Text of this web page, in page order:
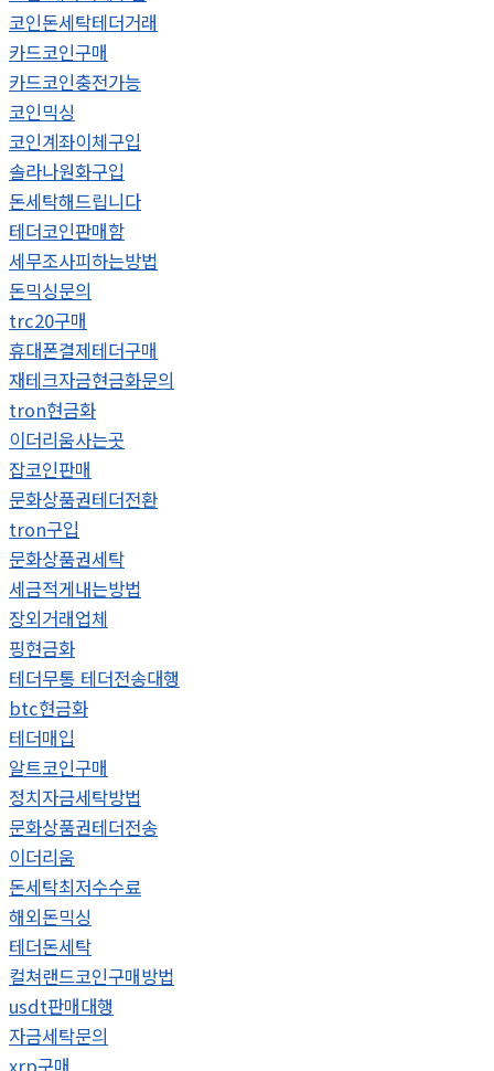
코인돈세탁테더거래
카드코인구매
카드코인충전가능
코인믹싱
코인계좌이체구입
솔라나원화구입
돈세탁해드립니다
테더코인판매함
세무조사피하는방법
돈믹싱문의
trc20구매
휴대폰결제테더구매
재테크자금현금화문의
tron현금화
이더리움사는곳
잡코인판매
문화상품권테더전환
tron구입
문화상품권세탁
세금적게내는방법
장외거래업체
핑현금화
테더무통 테더전송대행
btc현금화
테더매입
알트코인구매
정치자금세탁방법
문화상품권테더전송
이더리움
돈세탁최저수수료
해외돈믹싱
테더돈세탁
컬쳐랜드코인구매방법
usdt판매대행
자금세탁문의
xrp구매